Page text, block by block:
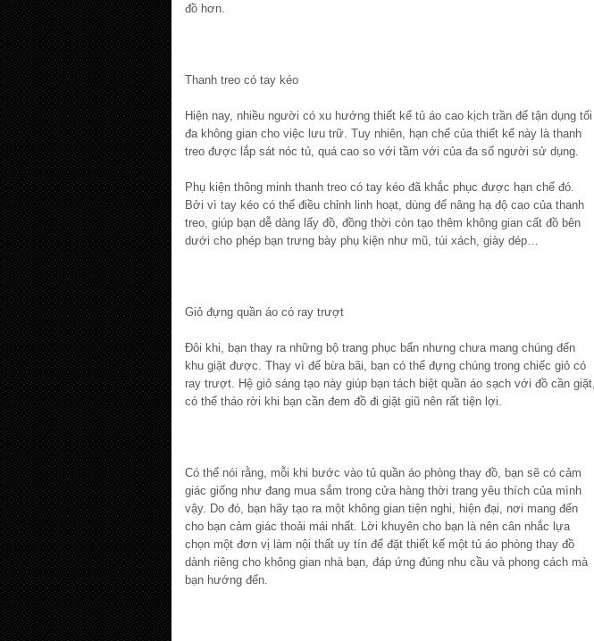
đồ hơn.
Thanh treo có tay kéo
Hiện nay, nhiều người có xu hướng thiết kế tủ áo cao kịch trần để tận dụng tối
đa không gian cho việc lưu trữ. Tuy nhiên, hạn chế của thiết kế này là thanh
treo được lắp sát nóc tủ, quá cao so với tầm với của đa số người sử dụng.
Phụ kiện thông minh thanh treo có tay kéo đã khắc phục được hạn chế đó.
Bởi vì tay kéo có thể điều chỉnh linh hoạt, dùng để nâng hạ độ cao của thanh
treo, giúp bạn dễ dàng lấy đồ, đồng thời còn tạo thêm không gian cất đồ bên
dưới cho phép bạn trưng bày phụ kiện như mũ, túi xách, giày dép…
Giỏ đựng quần áo có ray trượt
Đôi khi, bạn thay ra những bộ trang phục bẩn nhưng chưa mang chúng đến
khu giặt được. Thay vì để bừa bãi, bạn có thể đựng chúng trong chiếc giỏ có
ray trượt. Hệ giỏ sáng tạo này giúp bạn tách biệt quần áo sạch với đồ cần giặt,
có thể tháo rời khi bạn cần đem đồ đi giặt giũ nên rất tiện lợi.
Có thể nói rằng, mỗi khi bước vào tủ quần áo phòng thay đồ, bạn sẽ có cảm
giác giống như đang mua sắm trong cửa hàng thời trang yêu thích của mình
vậy. Do đó, bạn hãy tạo ra một không gian tiện nghi, hiện đại, nơi mang đến
cho bạn cảm giác thoải mái nhất. Lời khuyên cho bạn là nên cân nhắc lựa
chọn một đơn vị làm nội thất uy tín để đặt thiết kế một tủ áo phòng thay đồ
dành riêng cho không gian nhà bạn, đáp ứng đúng nhu cầu và phong cách mà
bạn hướng đến.